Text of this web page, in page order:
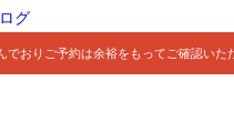
グ
でおりご予約は余裕をもってご確認いた